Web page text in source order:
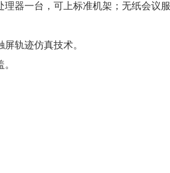
器一台，可上标准机架；无纸会议
轨迹仿真技术。